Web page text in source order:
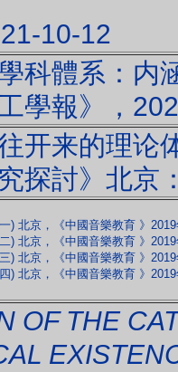
10-12
科體系：内
學報》，
往开来的理
探討》北京
) 北京，《中國音樂教育 》
) 北京，《中國音樂教育 》
) 北京，《中國音樂教育 》
) 北京，《中國音樂教育 》
OF THE